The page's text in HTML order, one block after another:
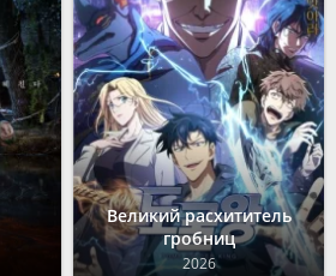
Великий расхититель
гробниц
2026